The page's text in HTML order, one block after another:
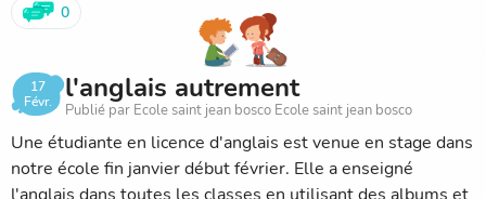
0
17
Févr.
l'anglais autrement
Publié par Ecole saint jean bosco Ecole saint jean bosco
Une étudiante en licence d'anglais est venue en stage dans
notre école fin janvier début février. Elle a enseigné